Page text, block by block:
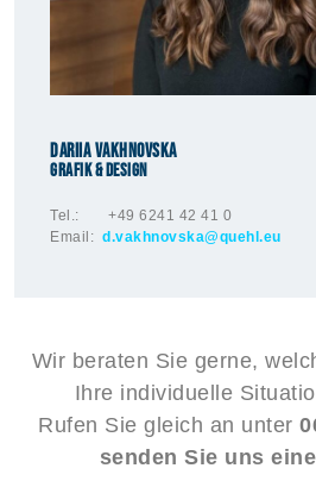
Dariia Vakhnovska
Grafik & Design
Tel.: +49 6241 42 41 0
Email: d.vakhnovska@quehl.eu
Wir beraten Sie gerne,
Ihre individuelle
Rufen Sie gleich an unter
senden Sie uns